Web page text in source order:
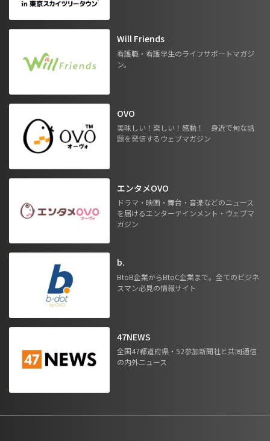
Will Friends
看護職・看護学生のライフサポートマガジ
ン。
OVO
美味しい！楽しい！感動！ 身近で旬な話
題を発信するウェブマガジン
エンタメOVO
ドラマ・映画・舞台・音楽などのニュース
を届けるエンターテインメント・ウェブマ
ガジン
b.
BtoB企業からBtoC企業まで。全てのビジネ
スマン必見の情報サイト
47NEWS
全国47都道府県・52参加新聞社と共同通信
の内外ニュース